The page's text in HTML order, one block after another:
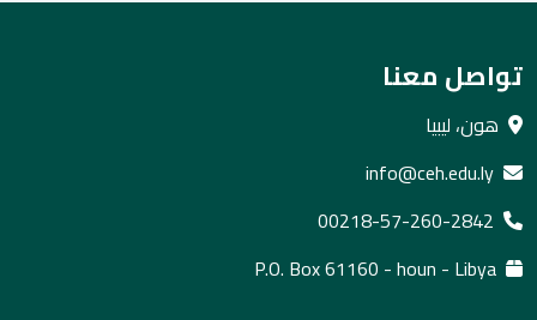
تواصل معنا
هون، ليبيا
info@ceh.edu.ly
00218-57-260-2842
P.O. Box 61160 - houn - Libya